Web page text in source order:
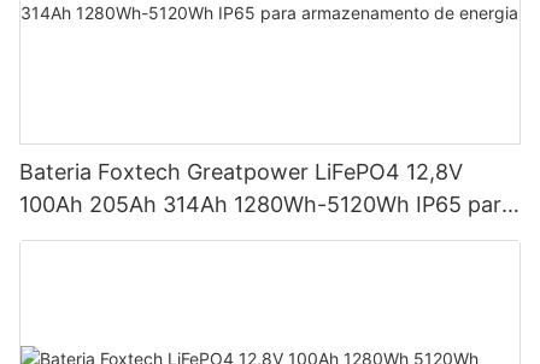
Bateria Foxtech Greatpower LiFePO4 12,8V
100Ah 205Ah 314Ah 1280Wh-5120Wh IP65 para
armazenamento de energia